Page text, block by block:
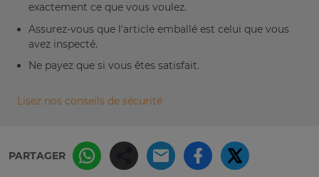
exactement ce que vous voulez.
Assurez-vous que l’article emballé est celui que vous
avez inspecté.
Ne payez que si vous êtes satisfait.
Lisez nos conseils de sécurité
PARTAGER